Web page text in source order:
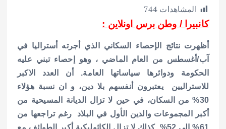
e
b
o
o
k
it
te
r
ai
l
at
s
A
p
p
ar
e
المشاهدات 744
كانبيرا / وطن برس اونلاين :
أظهرت نتائج الإحصاء السكاني الذي أجرته أستراليا في
آب/أغسطس من العام الماضي ، وهو إحصاء تبني عليه
الحكومة ودوائرها سياساتها العامة. أن العدد الاكبر
للاستراليين يعتبرون أنفسهم بلا دين، و ان نسبة هؤلاء
30% من السكان، في حين لا تزال الديانة المسيحية من
أكبر المجموعات والدين الأول في البلاد رغم تراجعها من